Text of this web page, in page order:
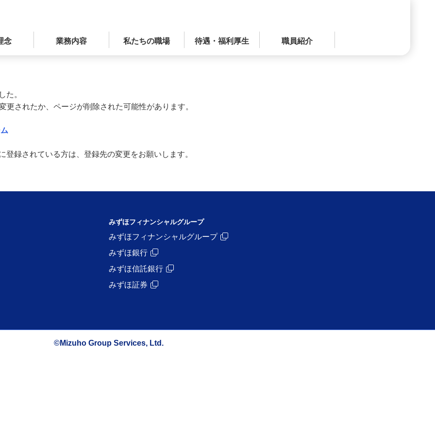
念 業務内容 私たちの職場 待遇・福利厚生 職員紹介
た。
更されたか、ページが削除された可能性があります。
登録されている方は、登録先の変更をお願いします。
みずほフィナンシャルグループ
みずほフィナンシャルグループ
みずほ銀行
みずほ信託銀行
みずほ証券
©Mizuho Group Services, Ltd.